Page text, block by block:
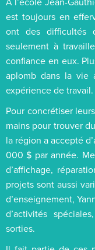
est toujours en
ont des difficultés
seulement à
confiance en eux.
aplomb dans la vie
expérience de travail.
Pour concrétiser
mains pour trouver
la région a accepté
000 $ par année.
d’affichage,
projets sont aussi
d’enseignement,
d’activités
sorties.